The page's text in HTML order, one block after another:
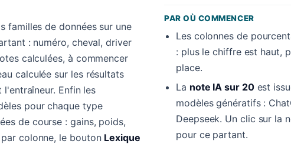
familles de données sur une
: numéro, cheval, driver
calculées, à commencer
calculée sur les résultats
Enfin les
pour chaque type
de course : gains, poids,
colonne, le bouton Lexique
PAR OÙ COMMENCER
Les colonnes de
: plus le chiffre est haut,
place.
La note IA sur 20est
modèles génératifs :
Deepseek. Un clic sur la
pour ce partant.